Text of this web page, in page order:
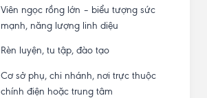
Viên ngọc rồng lớn – biểu tượng sức
mạnh, năng lượng linh diệu
Rèn luyện, tu tập, đào tạo
Cơ sở phụ, chi nhánh, nơi trực thuộc
chính điện hoặc trung tâm